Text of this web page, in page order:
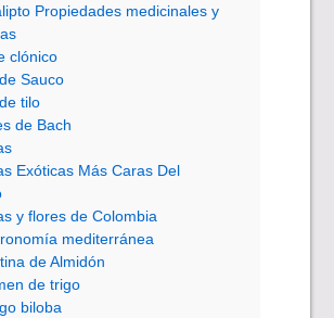
Propiedades medicinales y
clónico
Sauco
tilo
de Bach
Exóticas Más Caras Del
y flores de Colombia
mediterránea
de Almidón
de trigo
biloba